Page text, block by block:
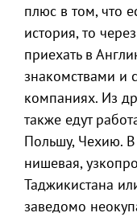
плюс в том, что
история, то
приехать в
знакомствами и
компаниях. Из
также едут
Польшу, Чехию.
нишевая,
Таджикистана
заведомо